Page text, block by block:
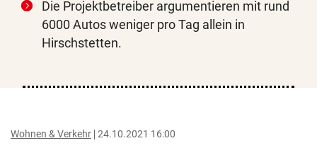
Die Projektbetreiber argumentieren mit rund
6000 Autos weniger pro Tag allein in
Hirschstetten.
Wohnen & Verkehr 24.10.2021 16:00